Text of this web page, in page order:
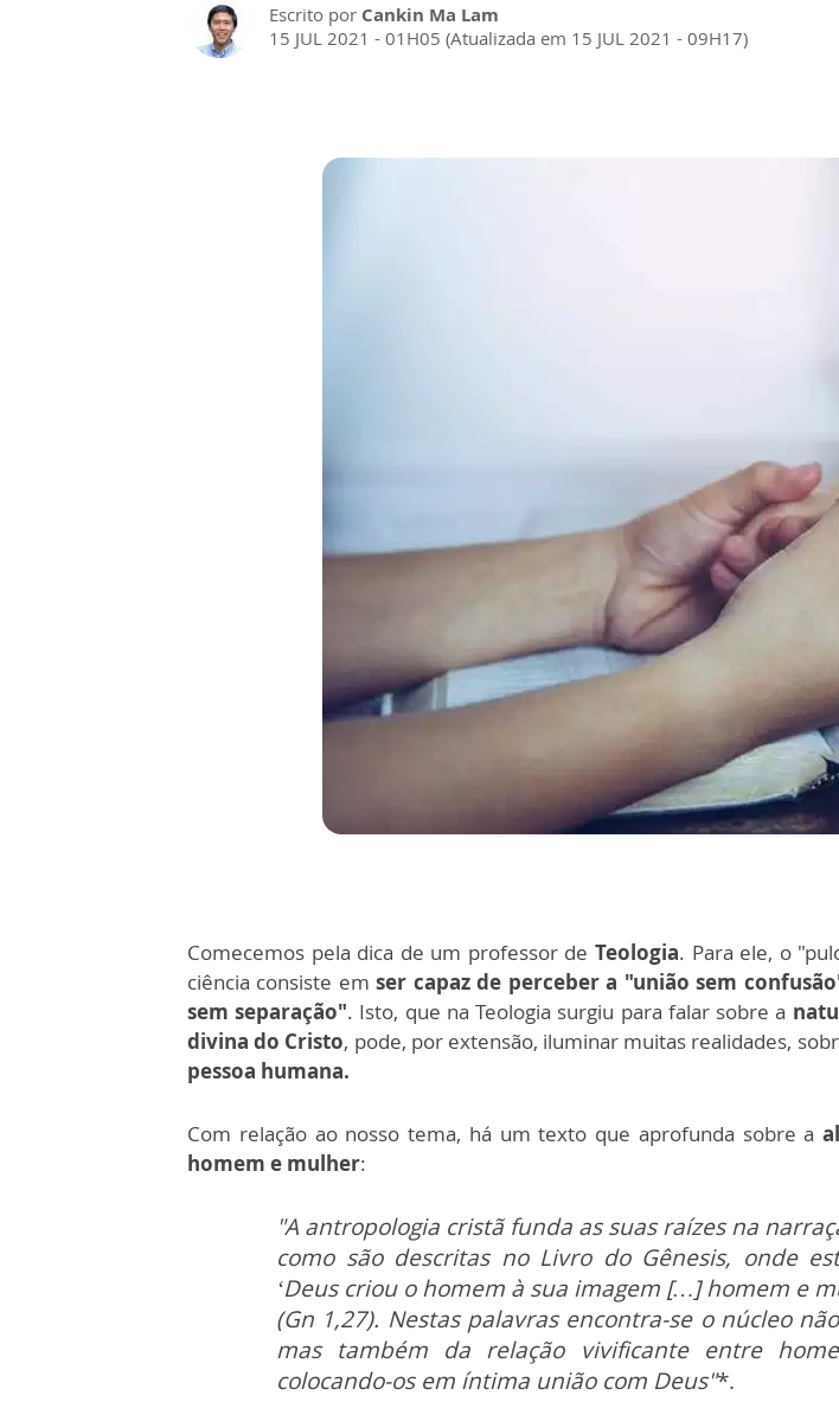
Escrito por Cankin Ma Lam
15 JUL 2021 - 01H05 (Atualizada em 15 JUL 2021 - 09H17)
Comecemos pela dica de um professor de Teologia. Para ele, o
ciência consiste emser capaz de perceber a "união sem
sem separação". Isto, que na Teologia surgiu para falar sobre a
divina do Cristo, pode, por extensão, iluminar muitas realidades,
pessoa humana.
Com relação ao nosso tema, há um texto que aprofunda sobre a
homem e mulher:
"A antropologia cristã funda as suas raízes na
como são descritas no Livro do Gênesis, onde
‘Deus criou o homem à sua imagem […] homem e
(Gn 1,27). Nestas palavras encontra-se o núcleo
mas também da relação vivificante entre
colocando-os em íntima união com Deus"*.